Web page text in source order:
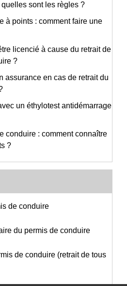
sont les règles ?
à points : comment faire une
licencié à cause du retrait de
?
assurance en cas de retrait du
un éthylotest antidémarrage
conduire : comment connaître
?
de conduire
du permis de conduire
de conduire (retrait de tous